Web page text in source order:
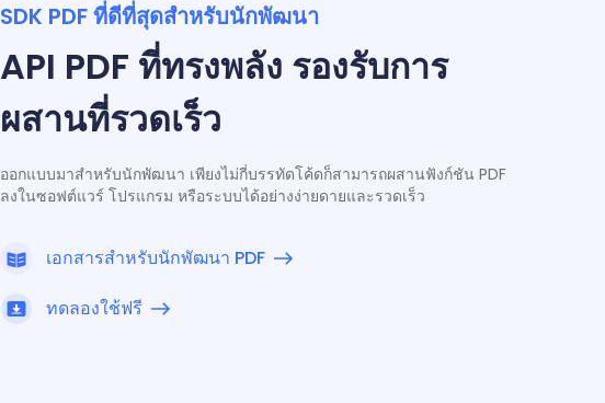
SDK PDF ที่ดีที่สุดสำหรับนักพัฒนา
API PDF ที่ทรงพลัง รองรับการ
ผสานที่รวดเร็ว
ออกแบบมาสำหรับนักพัฒนา เพียงไม่กี่บรรทัดโค้ดก็สามารถผสานฟังก์ชัน PDF
ลงในซอฟต์แวร์ โปรแกรม หรือระบบได้อย่างง่ายดายและรวดเร็ว
เอกสารสำหรับนักพัฒนา PDF
ทดลองใช้ฟรี